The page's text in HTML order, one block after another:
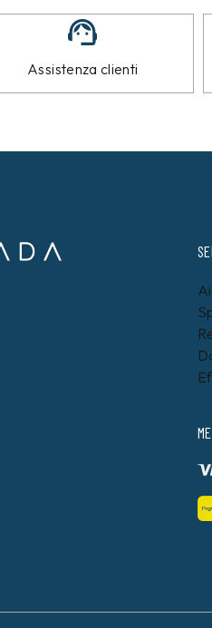
Assistenza clienti